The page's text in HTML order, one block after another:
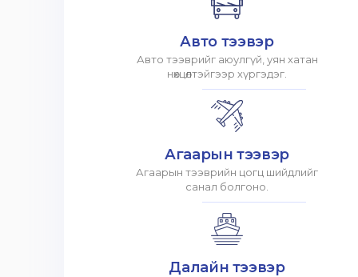
Авто тээвэр
Авто тээврийг аюулгүй, уян хатан
нөхцөлтэйгээр хүргэдэг.
Агаарын тээвэр
Агаарын тээврийн цогц шийдлийг
санал болгоно.
Далайн тээвэр